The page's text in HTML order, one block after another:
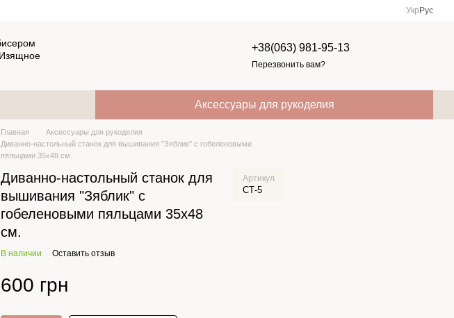
Укр Рус
+38(063) 981-95-13
Перезвонить вам?
Аксессуары для рукоделия
Главная
Аксессуары для рукоделия
Диванно-настольный станок для вышивания "Зяблик" с гобеленовыми
пяльцами 35х48 см.
Диванно-настольный станок для
вышивания "Зяблик" с
гобеленовыми пяльцами 35х48
см.
Артикул
СТ-5
В наличии Оставить отзыв
600 грн